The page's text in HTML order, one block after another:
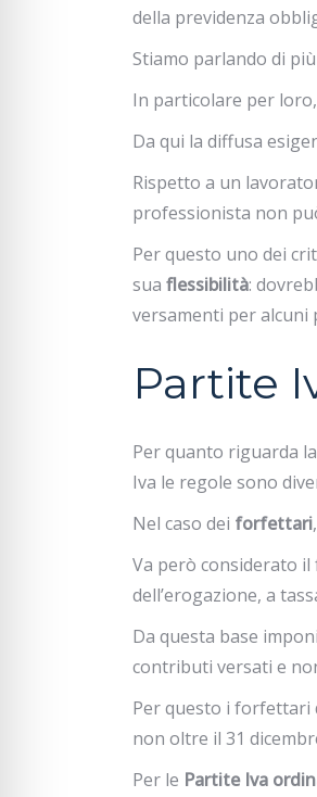
della previdenza
Stiamo parlando di
In particolare per
Da qui la diffusa
Rispetto a un
professionista non
Per questo uno dei
sua flessibilità:
versamenti per alcuni
Partite
Per quanto riguarda la
Iva le regole sono
Nel caso dei forfettari
Va però considerato
dell’erogazione, a
Da questa base
contributi versati e
Per questo i forfettari
non oltre il 31
Per le Partite Iva